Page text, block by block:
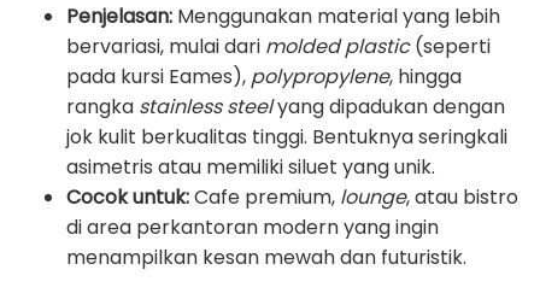
Penjelasan: Menggunakan material yang lebih
bervariasi, mulai dari molded plastic(seperti
pada kursi Eames), polypropylene, hingga
rangka stainless steelyang dipadukan dengan
jok kulit berkualitas tinggi. Bentuknya seringkali
asimetris atau memiliki siluet yang unik.
Cocok untuk:Cafe premium, lounge, atau bistro
di area perkantoran modern yang ingin
menampilkan kesan mewah dan futuristik.